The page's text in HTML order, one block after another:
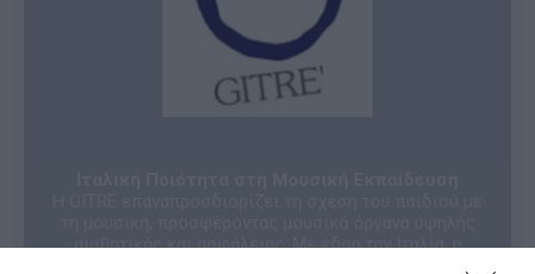
αισθητικής και ασφάλειας. Με έδρα την Ιταλία, η